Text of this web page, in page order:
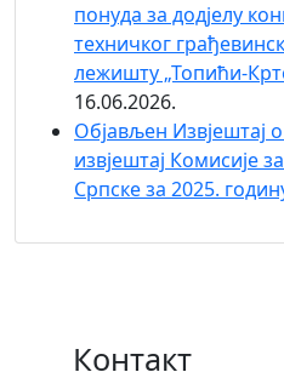
понуда за додјелу
техничког
лежишту „Топићи-
16.06.2026.
Објaвљен Извјештај
извјештај Комисије
Српске за 2025.
Контакт